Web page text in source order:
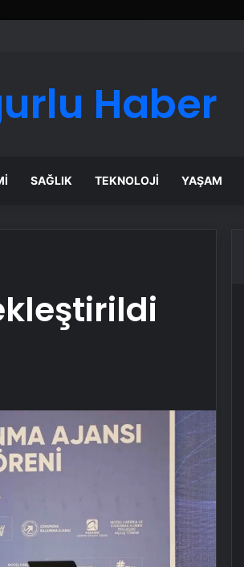
Haber
SAĞLIK TEKNOLOJI YAŞAM